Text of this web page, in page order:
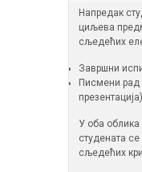
Напредак
циљева
сљедећих
Завршни
Писмени
У оба облика
студената
сљедећих